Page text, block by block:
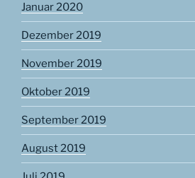
Januar 2020
Dezember 2019
November 2019
Oktober 2019
September 2019
August 2019